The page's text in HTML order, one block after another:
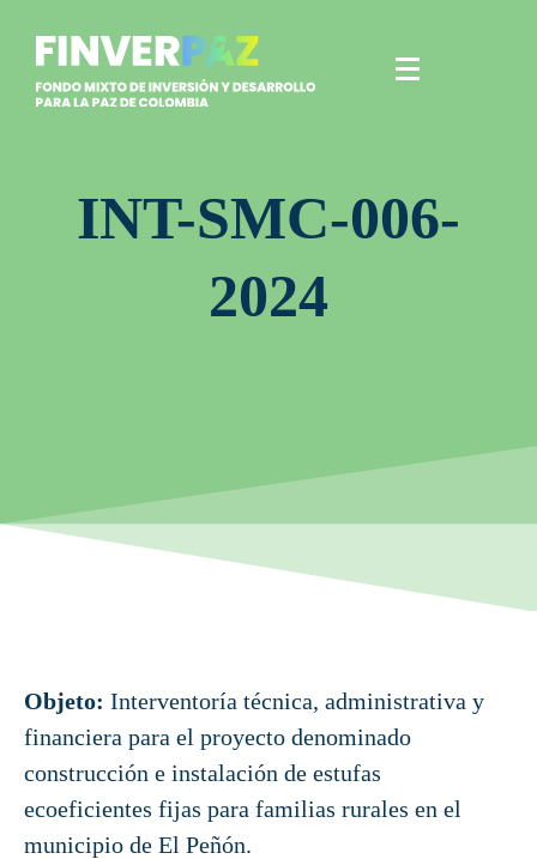
INT-SMC-006-
2024
Objeto: Interventoría técnica, administrativa y
financiera para el proyecto denominado
construcción e instalación de estufas
ecoeficientes fijas para familias rurales en el
municipio de El Peñón.